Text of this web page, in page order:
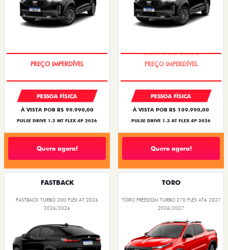
OPORTUNIDADE
PESSOA FÍSICA
À VISTA POR R$ 99.990,00
PULSE DRIVE 1.3 MT FLEX 4P 2026
Quero agora!
O SUV AUTOMÁTICO MAIS
BARATO DO BRASIL
PESSOA FÍSICA
À VISTA POR R$ 109.990,00
PULSE DRIVE 1.3 AT FLEX 4P 2026
Quero agora!
FASTBACK
FASTBACK TURBO 200 FLEX AT 2026
2026/2026
TORO
TORO FREEDOM TURBO 270 FLEX AT6 2027
2026/2027